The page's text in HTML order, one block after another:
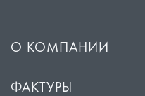
О КОМПАНИИ
ФАКТУРЫ